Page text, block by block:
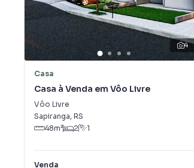
4
Casa
Casa à Venda em Vôo Livre
Vôo Livre
Sapiranga, RS
48m² 2 1
Venda